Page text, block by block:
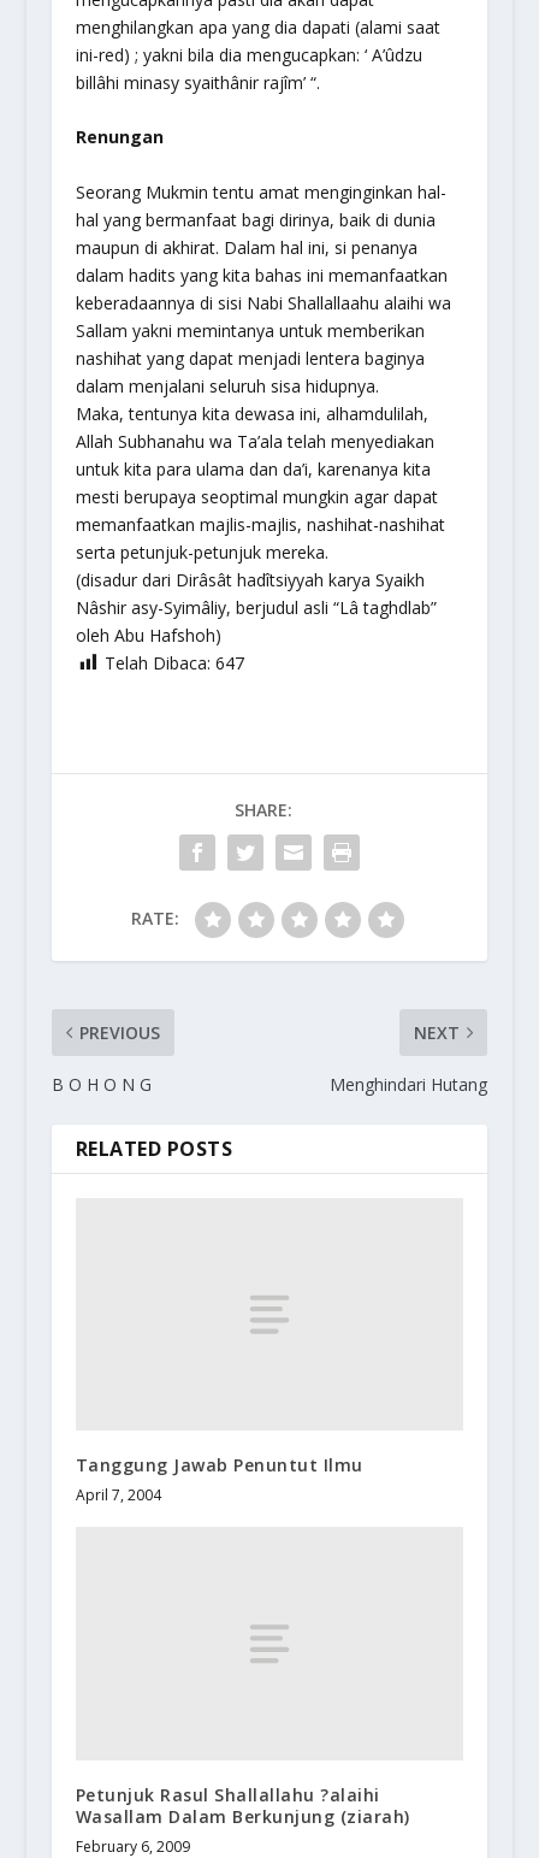
menghilangkan apa yang dia dapati (alami saat
ini-red) ; yakni bila dia mengucapkan: ‘ A’ûdzu
billâhi minasy syaithânir rajîm’ “.
Renungan
Seorang Mukmin tentu amat menginginkan hal-
hal yang bermanfaat bagi dirinya, baik di dunia
maupun di akhirat. Dalam hal ini, si penanya
dalam hadits yang kita bahas ini memanfaatkan
keberadaannya di sisi Nabi Shallallaahu alaihi wa
Sallam yakni memintanya untuk memberikan
nashihat yang dapat menjadi lentera baginya
dalam menjalani seluruh sisa hidupnya.
Maka, tentunya kita dewasa ini, alhamdulilah,
Allah Subhanahu wa Ta’ala telah menyediakan
untuk kita para ulama dan da’i, karenanya kita
mesti berupaya seoptimal mungkin agar dapat
memanfaatkan majlis-majlis, nashihat-nashihat
serta petunjuk-petunjuk mereka.
(disadur dari Dirâsât hadîtsiyyah karya Syaikh
Nâshir asy-Syimâliy, berjudul asli “Lâ taghdlab”
oleh Abu Hafshoh)
Telah Dibaca: 647
SHARE:
RATE:
PREVIOUS
B O H O N G
NEXT
Menghindari Hutang
RELATED POSTS
Tanggung Jawab Penuntut Ilmu
April 7, 2004
Petunjuk Rasul Shallallahu ?alaihi
Wasallam Dalam Berkunjung (ziarah)
February 6, 2009